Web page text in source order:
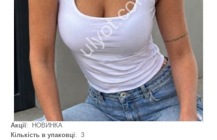
Акції: НОВИНКА
Кількість в упаковці: 3